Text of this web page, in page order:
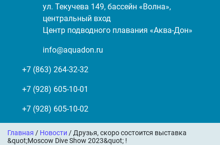
ул. Текучева 149, бассейн «Волна»,
центральный вход
Центр подводного плавания «Аква-Дон»
info@aquadon.ru
+7 (863) 264-32-32
+7 (928) 605-10-01
+7 (928) 605-10-02
Главная / Новости / Друзья, скоро состоится выставка
&quot;Moscow Dive Show 2023&quot; !